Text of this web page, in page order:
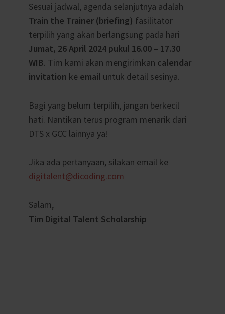
Sesuai jadwal, agenda selanjutnya adalah
Train the Trainer (briefing) fasilitator
terpilih yang akan berlangsung pada hari
Jumat, 26 April 2024 pukul 16.00 – 17.30
WIB. Tim kami akan mengirimkan calendar
invitation ke email untuk detail sesinya.
Bagi yang belum terpilih, jangan berkecil
hati. Nantikan terus program menarik dari
DTS x GCC lainnya ya!
Jika ada pertanyaan, silakan email ke
digitalent@dicoding.com
Salam,
Tim Digital Talent Scholarship